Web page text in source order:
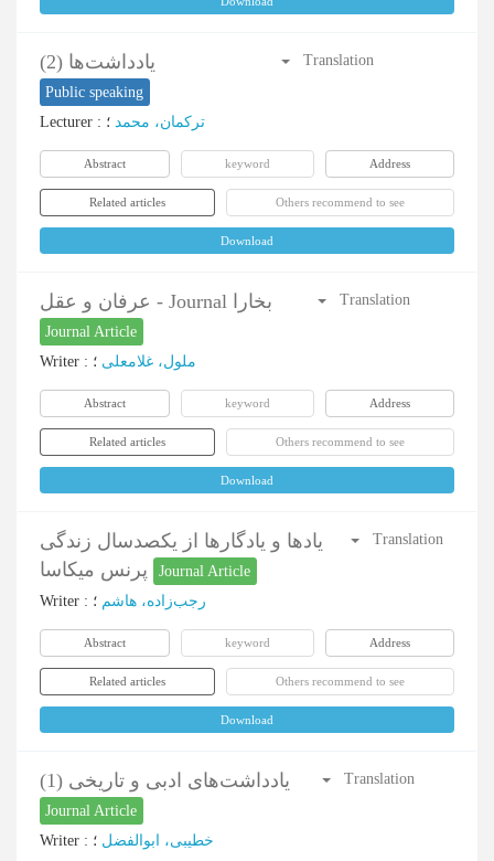
یادداشت‌ها (2)
Public speaking
Translation
Lecturer : ترکمان، محمد ؛
Abstract keyword Address
Related articles Others recommend to see
Download
عرفان و عقل - Journal بخارا
Journal Article
Translation
Writer : ملول، غلامعلی ؛
Abstract keyword Address
Related articles Others recommend to see
Download
یادها و یادگارها از یکصدسال زندگی
Journal Article
Translation
Writer : رجب‌زاده، هاشم ؛
Abstract keyword Address
Related articles Others recommend to see
Download
یادداشت‌های ادبی و تاریخی (1)
Journal Article
Translation
Writer : خطیبی، ابوالفضل ؛